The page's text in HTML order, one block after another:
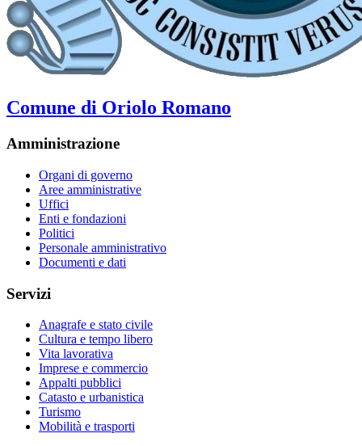
Comune di Oriolo Romano
Amministrazione
Organi di governo
Aree amministrative
Uffici
Enti e fondazioni
Politici
Personale amministrativo
Documenti e dati
Servizi
Anagrafe e stato civile
Cultura e tempo libero
Vita lavorativa
Imprese e commercio
Appalti pubblici
Catasto e urbanistica
Turismo
Mobilità e trasporti